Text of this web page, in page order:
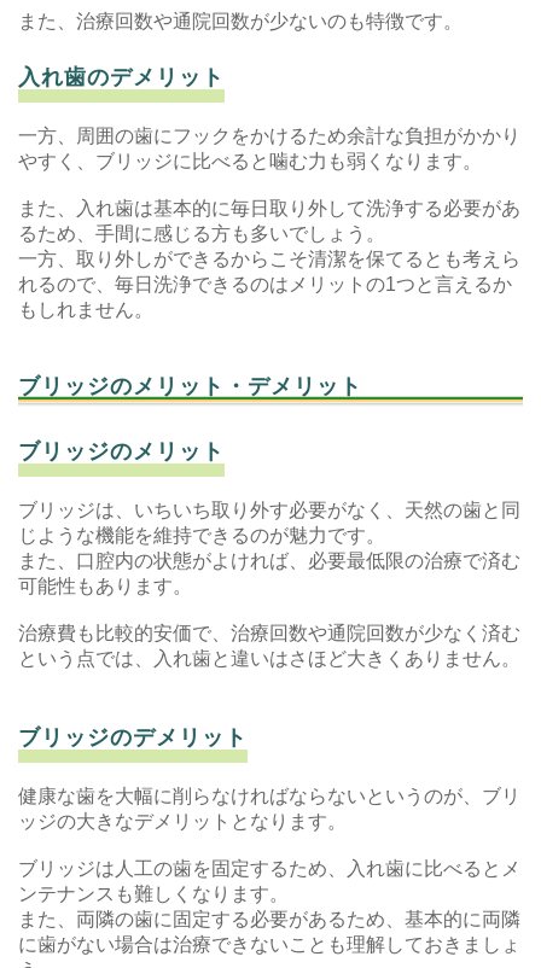
また、治療回数や通院回数が少ないのも特徴です。
入れ歯のデメリット
一方、周囲の歯にフックをかけるため余計な負担がかかり
やすく、ブリッジに比べると噛む力も弱くなります。
また、入れ歯は基本的に毎日取り外して洗浄する必要があ
るため、手間に感じる方も多いでしょう。
一方、取り外しができるからこそ清潔を保てるとも考えら
れるので、毎日洗浄できるのはメリットの1つと言えるか
もしれません。
ブリッジのメリット・デメリット
ブリッジのメリット
ブリッジは、いちいち取り外す必要がなく、天然の歯と同
じような機能を維持できるのが魅力です。
また、口腔内の状態がよければ、必要最低限の治療で済む
可能性もあります。
治療費も比較的安価で、治療回数や通院回数が少なく済む
という点では、入れ歯と違いはさほど大きくありません。
ブリッジのデメリット
健康な歯を大幅に削らなければならないというのが、ブリ
ッジの大きなデメリットとなります。
ブリッジは人工の歯を固定するため、入れ歯に比べるとメ
ンテナンスも難しくなります。
また、両隣の歯に固定する必要があるため、基本的に両隣
に歯がない場合は治療できないことも理解しておきましょ